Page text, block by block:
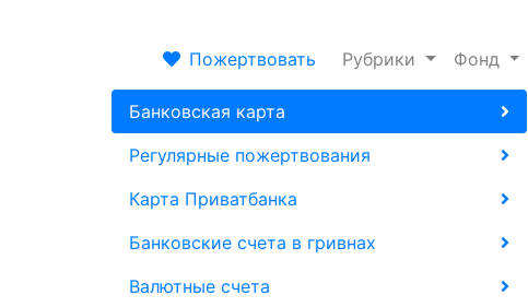
Пожертвовать Рубрики Фонд
Банковская карта
Регулярные пожертвования
Карта Приватбанка
Банковские счета в гривнах
Валютные счета